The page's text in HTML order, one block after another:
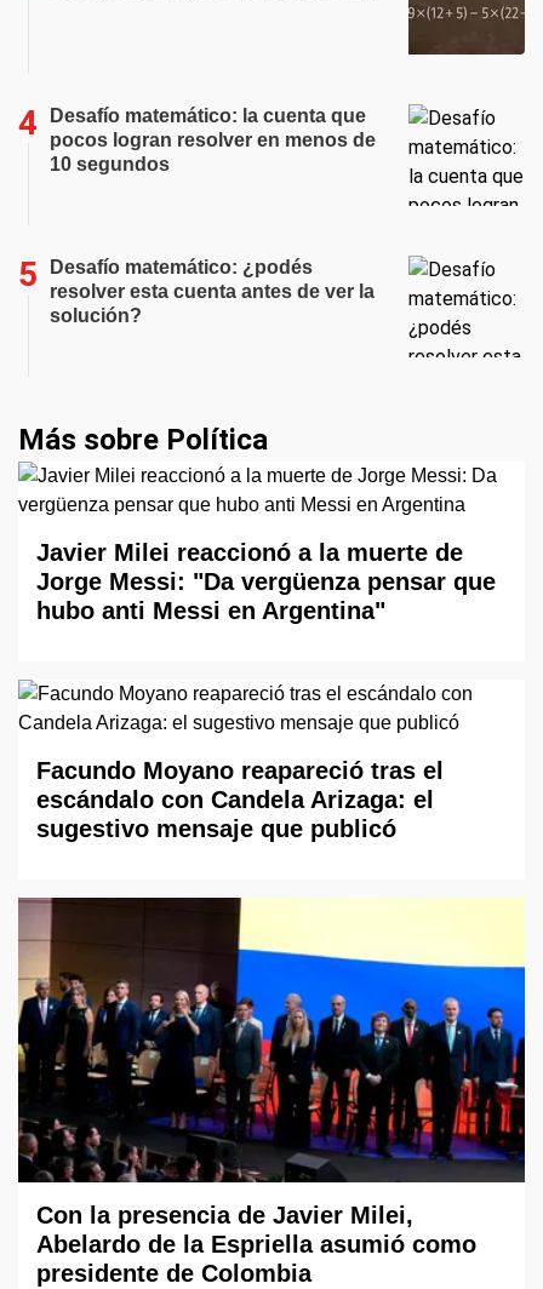
Desafío matemático: la cuenta que
pocos logran resolver en menos de
10 segundos
Desafío matemático: ¿podés
resolver esta cuenta antes de ver la
solución?
Más sobre Política
Javier Milei reaccionó a la muerte de
Jorge Messi: "Da vergüenza pensar que
hubo anti Messi en Argentina"
Facundo Moyano reapareció tras el
escándalo con Candela Arizaga: el
sugestivo mensaje que publicó
Con la presencia de Javier Milei,
Abelardo de la Espriella asumió como
presidente de Colombia